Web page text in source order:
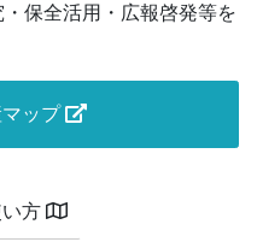
保全活用・広報啓発等を
ップ
方